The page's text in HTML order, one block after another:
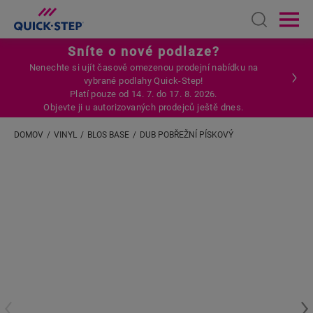
Open
Sníte o nové podlaze?
Nenechte si ujít časově omezenou prodejní nabídku na
vybrané podlahy Quick-Step!
Platí pouze od 14. 7. do 17. 8. 2026.
Objevte ji u autorizovaných prodejců ještě dnes.
DOMOV VINYL BLOS BASE DUB POBŘEŽNÍ PÍSKOVÝ